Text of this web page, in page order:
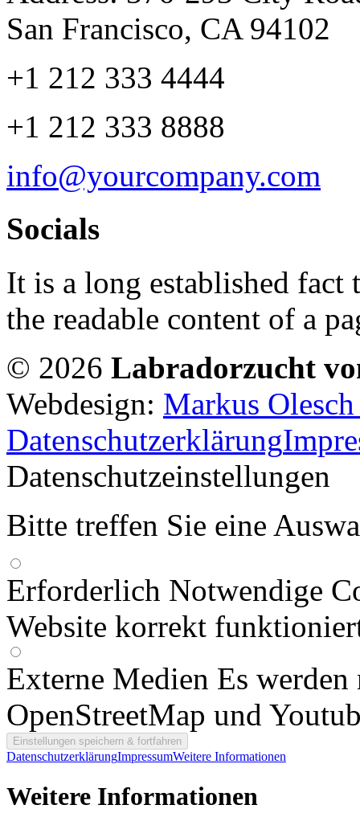
San Francisco, CA 94102
+1 212 333 4444
+1 212 333 8888
info@yourcompany.com
Socials
It is a long established fact
the readable content of a
© 2026 Labradorzucht
Webdesign: Markus
Datenschutzerklärung
Datenschutzeinstellungen
Bitte treffen Sie eine
Erforderlich Notwendige
Website korrekt
Externe Medien Es
OpenStreetMap und
DatenschutzerklärungImpressumWeitere Informationen
Weitere Informationen